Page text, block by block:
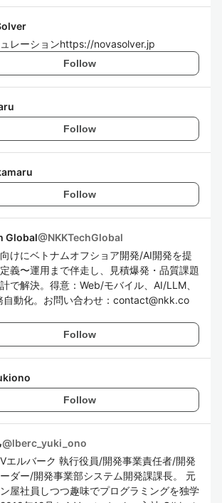
レーションhttps://novasolver.jp
Follow
Follow
Follow
Global@NKKTechGlobal
けにベトナムオフショア開発/AI開発を提
義〜運用まで伴走し、見積爆発・品質課題
で解決。得意：Web/モバイル、AI/LLM、
自動化。お問い合わせ：contact@nkk.co
Follow
Follow
@lberc_yuki_ono
エルバーク 執行役員/開発事業責任者/開発
ダー/開発事業部システム開発課課長。 元
屋社員しつつ趣味でプログラミングを独学